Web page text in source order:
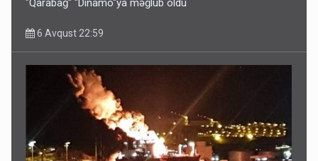
"Qarabağ" "Dinamo"ya məğlub oldu
6 Avqust 22:59